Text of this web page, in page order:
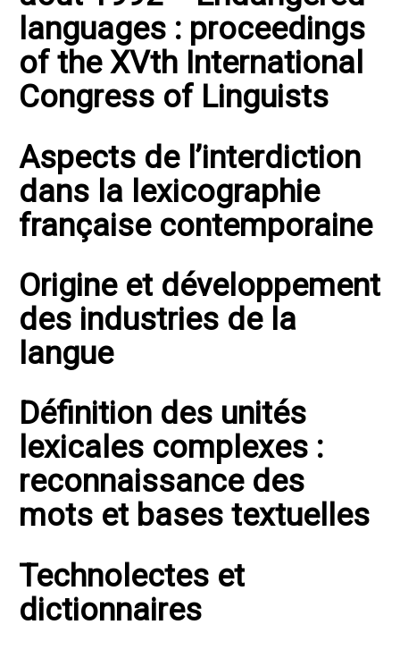
languages : proceedings
of the XVth International
Congress of Linguists
Aspects de l’interdiction
dans la lexicographie
française contemporaine
Origine et développement
des industries de la
langue
Définition des unités
lexicales complexes :
reconnaissance des
mots et bases textuelles
Technolectes et
dictionnaires